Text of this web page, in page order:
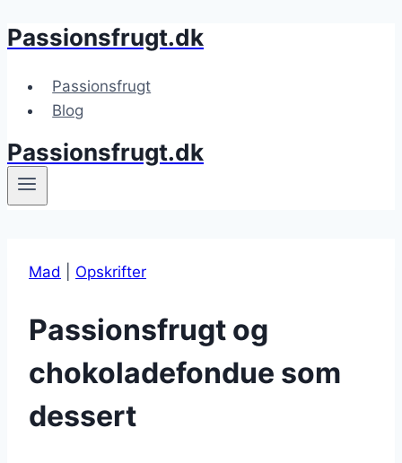
Fortsæt
indhold
Passionsfrugt.dk
Passionsfrugt
Blog
Passionsfrugt.dk
Mad Opskrifter
Passionsfrugt og
chokoladefondue som
dessert